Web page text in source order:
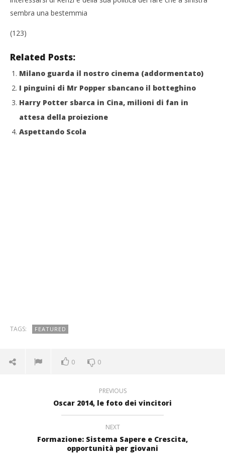
sembra una bestemmia
(123)
Related Posts:
Milano guarda il nostro cinema (addormentato)
I pinguini di Mr Popper sbancano il botteghino
Harry Potter sbarca in Cina, milioni di fan in
attesa della proiezione
Aspettando Scola
TAGS: FEATURED
0 0
PREVIOUS
Oscar 2014, le foto dei vincitori
NEXT
Formazione: Sistema Sapere e Crescita,
opportunità per giovani